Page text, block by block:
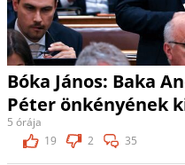
Bóka János: Baka
Péter önkényének
5 órája
19
2 35